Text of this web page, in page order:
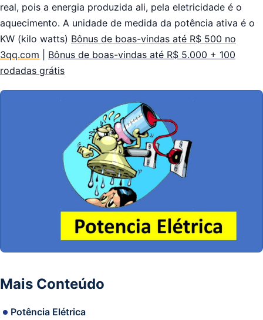
real, pois a energia produzida ali, pela eletricidade é o
aquecimento. A unidade de medida da potência ativa é o
KW (kilo watts) Bônus de boas-vindas até R$ 500 no
3qq.com
Bônus de boas-vindas até R$ 5.000 + 100
rodadas grátis
Mais Conteúdo
Potência Elétrica